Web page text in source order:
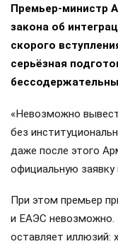
Премьер-министр
закона об
скорого
серьёзная
«Невозможно
без
даже после этого
официальную заявку
При этом премьер
и ЕАЭС невозможно.
оставляет иллюзий: